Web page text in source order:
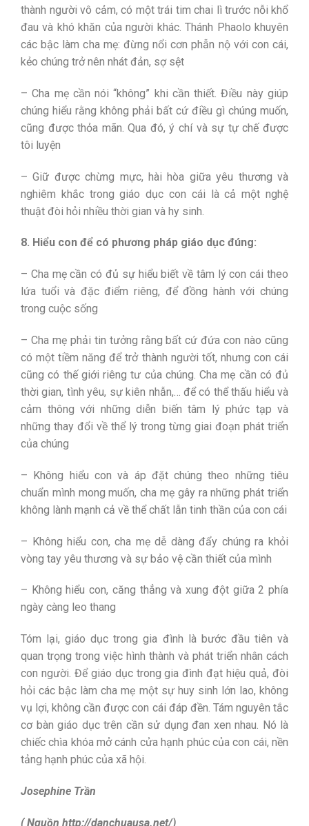
thành người vô cảm, có một trái tim chai lì trước nỗi khổ
đau và khó khăn của người khác. Thánh Phaolo khuyên
các bậc làm cha mẹ: đừng nổi cơn phẫn nộ với con cái,
kẻo chúng trở nên nhát đản, sợ sệt
– Cha mẹ cần nói “không” khi cần thiết. Điều này giúp
chúng hiểu rằng không phải bất cứ điều gì chúng muốn,
cũng được thỏa mãn. Qua đó, ý chí và sự tự chế được
tôi luyện
– Giữ được chừng mực, hài hòa giữa yêu thương và
nghiêm khắc trong giáo dục con cái là cả một nghệ
thuật đòi hỏi nhiều thời gian và hy sinh.
8. Hiểu con để có phương pháp giáo dục đúng:
– Cha mẹ cần có đủ sự hiểu biết về tâm lý con cái theo
lứa tuổi và đặc điểm riêng, để đồng hành với chúng
trong cuộc sống
– Cha mẹ phải tin tưởng rằng bất cứ đứa con nào cũng
có một tiềm năng để trở thành người tốt, nhưng con cái
cũng có thế giới riêng tư của chúng. Cha mẹ cần có đủ
thời gian, tình yêu, sự kiên nhẫn,… để có thể thấu hiểu và
cảm thông với những diễn biến tâm lý phức tạp và
những thay đổi về thể lý trong từng giai đoạn phát triển
của chúng
– Không hiểu con và áp đặt chúng theo những tiêu
chuẩn mình mong muốn, cha mẹ gây ra những phát triển
không lành mạnh cả về thể chất lẫn tinh thần của con cái
– Không hiểu con, cha mẹ dễ dàng đẩy chúng ra khỏi
vòng tay yêu thương và sự bảo vệ cần thiết của mình
– Không hiểu con, căng thẳng và xung đột giữa 2 phía
ngày càng leo thang
Tóm lại, giáo dục trong gia đình là bước đầu tiên và
quan trọng trong việc hình thành và phát triển nhân cách
con người. Để giáo dục trong gia đình đạt hiệu quả, đòi
hỏi các bậc làm cha mẹ một sự huy sinh lớn lao, không
vụ lợi, không cần được con cái đáp đền. Tám nguyên tắc
cơ bàn giáo dục trên cần sử dụng đan xen nhau. Nó là
chiếc chìa khóa mở cánh cửa hạnh phúc của con cái, nền
tảng hạnh phúc của xã hội.
Josephine Trần
( Nguồn http://danchuausa.net/)